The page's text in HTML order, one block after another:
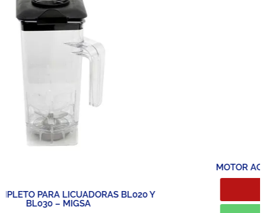
Y
MOTOR ACORAZADO 9W 115V- MARCA